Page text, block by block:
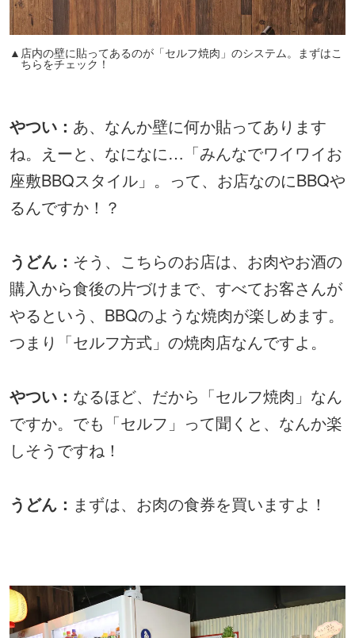
▲店内の壁に貼ってあるのが「セルフ焼肉」のシステム。まずはこ
ちらをチェック！
やつい： あ、なんか壁に何か貼ってあります
ね。えーと、なになに…「みんなでワイワイお
座敷BBQスタイル」。って、お店なのにBBQや
るんですか！？
うどん： そう、こちらのお店は、お肉やお酒の
購入から食後の片づけまで、すべてお客さんが
やるという、BBQのような焼肉が楽しめます。
つまり「セルフ方式」の焼肉店なんですよ。
やつい： なるほど、だから「セルフ焼肉」なん
ですか。でも「セルフ」って聞くと、なんか楽
しそうですね！
うどん： まずは、お肉の食券を買いますよ！